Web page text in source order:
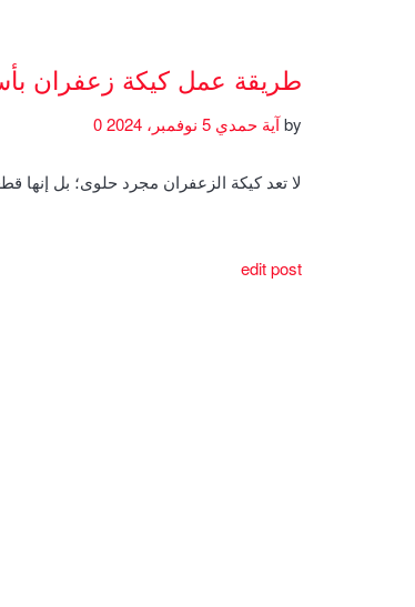
طريقة عمل كيكة زعفران
byآية حمدي
لا تعد كيكة الزعفران مجرد حلوى؛ بل
edit post